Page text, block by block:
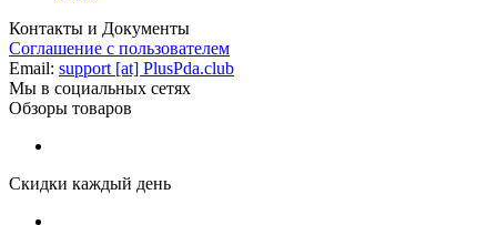
Контакты и Документы
Соглашение с пользователем
Email: support [at] PlusPda.club
Мы в социальных сетях
Обзоры товаров
Скидки каждый день